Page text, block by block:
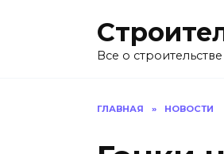
Все о
ГЛАВНАЯ » НОВОСТИ